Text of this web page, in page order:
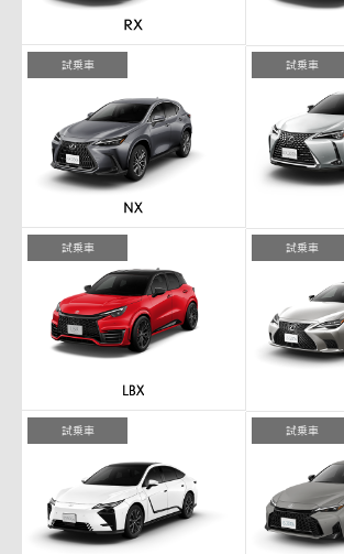
試乗車 試乗車
試乗車 試乗車
試乗車 試乗車